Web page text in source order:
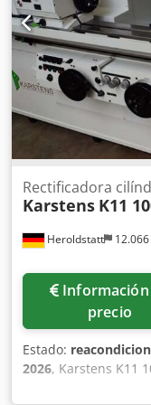
Presión absoluta
Peso: 93,0 kg
K11-MS MOR
Dwodpfx Aokt S H
Heroldstatt
Rectificadora
Karstens K11
Información de
precio
Estado:
2026, Karstens K11
rectificadora